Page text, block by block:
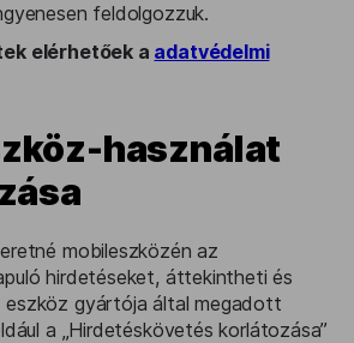
feldolgozzuk.
elérhetőek a adatvédelmi
használat
mobileszközén az
hirdetéseket, áttekintheti és
gyártója által megadott
a „Hirdetéskövetés korlátozása”